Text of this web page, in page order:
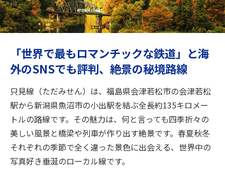
旅のお役立ち情報
閉じる
「世界で最もロマンチックな鉄道」と海
外のSNSでも評判、絶景の秘境路線
只見線（ただみせん）は、福島県会津若松市の会津若松
駅から新潟県魚沼市の小出駅を結ぶ全長約135キロメー
トルの路線です。その魅力は、何と言っても四季折々の
美しい風景と橋梁や列車が作り出す絶景です。春夏秋冬
それぞれの季節で全く違った景色に出会える、世界中の
写真好き垂涎のローカル線です。